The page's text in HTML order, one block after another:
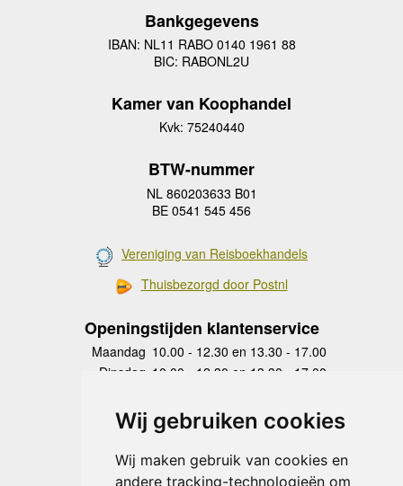
Wij gebruiken cookies
Wij maken gebruik van cookies en
andere tracking-technologieën om
Bankgegevens
IBAN: NL11 RABO 0140 1961 88
BIC: RABONL2U
Kamer van Koophandel
Kvk: 75240440
BTW-nummer
NL 860203633 B01
BE 0541 545 456
Vereniging van Reisboekhandels
Thuisbezorgd door Postnl
Openingstijden klantenservice
Maandag 10.00 - 12.30 en 13.30 - 17.00
Dinsdag 10.00 - 12.30 en 13.30 - 17.00
Donderdag
10.00 - 12.30 en 13.30 - 17.00
Vrijdag 10.00 - 12.30 en 13.30 - 17.00
Zaterdag
gesloten
Zondag gesloten